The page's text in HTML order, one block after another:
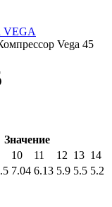
VEGA
Vega 45
Значение
10 11 12 13 14
7.04 6.13 5.9 5.5 5.2